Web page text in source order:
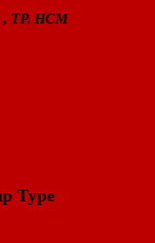
TP. HCM
Type